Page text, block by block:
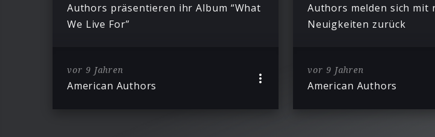
Authors präsentieren ihr Album “What
We Live For”
vor 9 Jahren
American Authors
Authors melden sich mit
Neuigkeiten zurück
vor 9 Jahren
American Authors